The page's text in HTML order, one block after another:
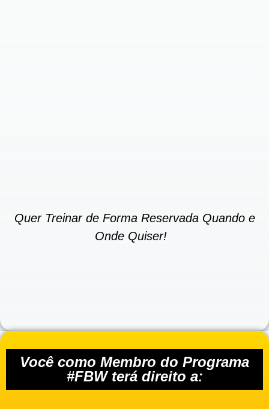
Quer Treinar de Forma Reservada Quando e
Onde Quiser!
Você como Membro do Programa
#FBW terá direito a: